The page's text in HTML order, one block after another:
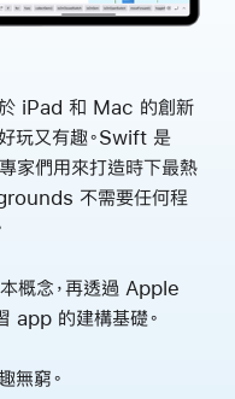
iPad 和 Mac 的創新
玩又有趣。Swift 是
家們用來打造時下最熱
不需要任何程
概念，再透過 Apple
app 的建構基礎。
無窮。